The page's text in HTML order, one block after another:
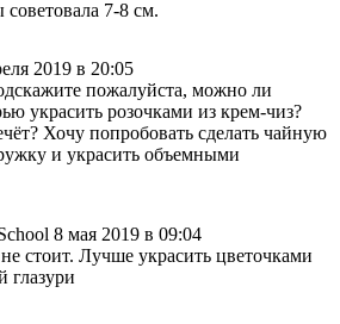
7-8 см.
2019 в 20:05
пожалуйста, можно ли
украсить розочками из крем-чиз?
Хочу попробовать сделать чайную
и украсить объемными
8 мая 2019 в 09:04
стоит. Лучше украсить цветочками
глазури